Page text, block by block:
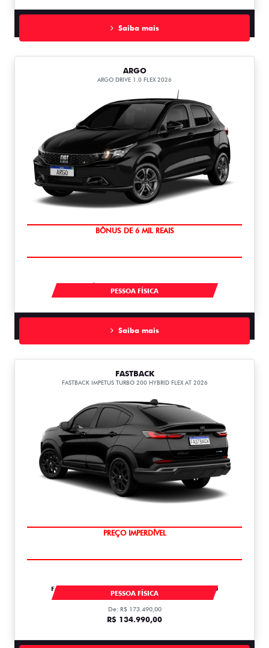
Saiba mais
ARGO
ARGO DRIVE 1.0 FLEX 2026
TAXA ZERO
À VISTA POR R$ 91.490,00
PESSOA FÍSICA
Saiba mais
FASTBACK
FASTBACK IMPETUS TURBO 200 HYBRID FLEX AT 2026
OPORTUNIDADE
FASTBACK IMPETUS TURBO 200 MHEV AT FLEX T200
PESSOA FÍSICA
De: R$ 173.490,00
R$ 134.990,00